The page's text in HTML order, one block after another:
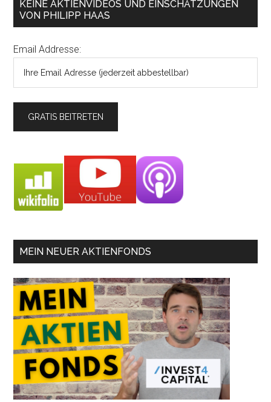
KEINE AKTIENVIDEOS UND EINSCHÄTZUNGEN
VON PHILIPP HAAS
Email Addresse:
MEIN NEUER AKTIENFONDS